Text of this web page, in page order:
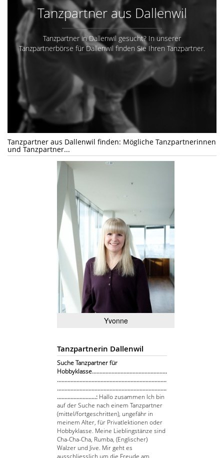
Tanzpartner aus Dallenwil
Tanzpartner in Dallenwil gesucht? In unserer
Tanzpartnerbörse für Dallenwil finden Sie Ihren Tanzpartner.
Tanzpartner aus Dallenwil finden: Mögliche Tanzpartnerinnen
und Tanzpartner...
Yvonne
Tanzpartnerin Dallenwil
Suche Tanzpartner für
Hobbyklasse..................................................
.........................................................................
.........................................................................
..........................: Hallo zusammen Ich bin
auf der Suche nach einem Tanzpartner
(mittel/fortgeschritten), ungefähr in
meinem Alter, für Privatlektionen oder
Hobbyklasse. Meine Lieblingstänze sind
Cha-Cha-Cha, Rumba, (Englischer)
Walzer und Jive. Mir geht es